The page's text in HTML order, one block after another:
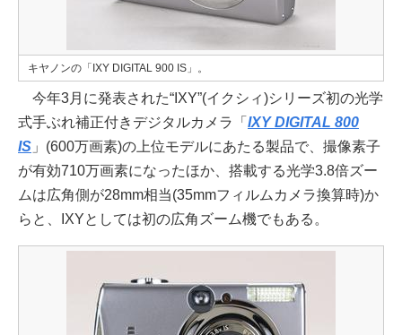
キヤノンの「IXY DIGITAL 900 IS」。
今年3月に発表された“IXY”(イクシィ)シリーズ初の光学
式手ぶれ補正付きデジタルカメラ「 IXY DIGITAL 800
IS 」(600万画素)の上位モデルにあたる製品で、撮像素子
が有効710万画素になったほか、搭載する光学3.8倍ズー
ムは広角側が28mm相当(35mmフィルムカメラ換算時)か
らと、IXYとしては初の広角ズーム機でもある。